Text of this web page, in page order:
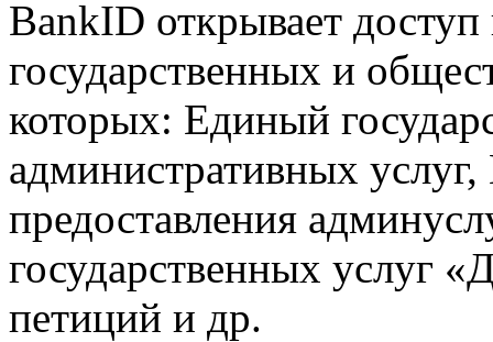
BankID открывает
государственных и
которых: Единый
административных
предоставления
государственных услуг
петиций и др.